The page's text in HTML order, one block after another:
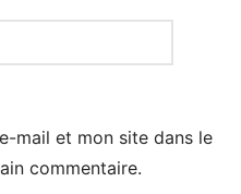
mail et mon site dans le
commentaire.